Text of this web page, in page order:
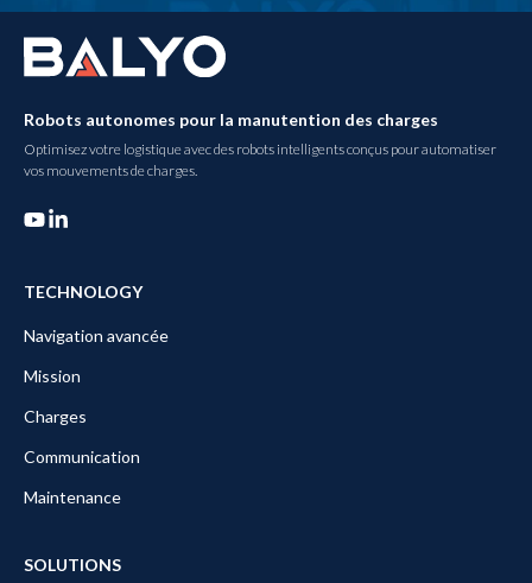
Robots autonomes pour la manutention des charges
Optimisez votre logistique avec des robots intelligents conçus pour automatiser
vos mouvements de charges.
TECHNOLOGY
Navigation avancée
Mission
Charges
Communication
Maintenance
SOLUTIONS